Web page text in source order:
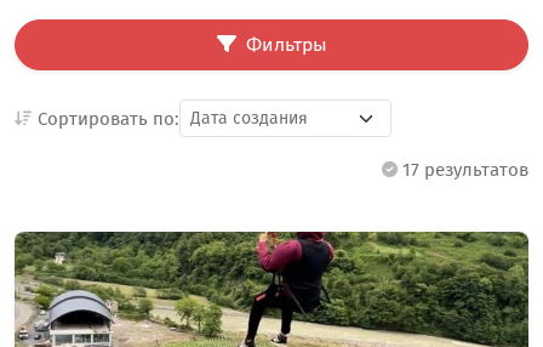
Фильтры
Сортировать по:
17 результатов